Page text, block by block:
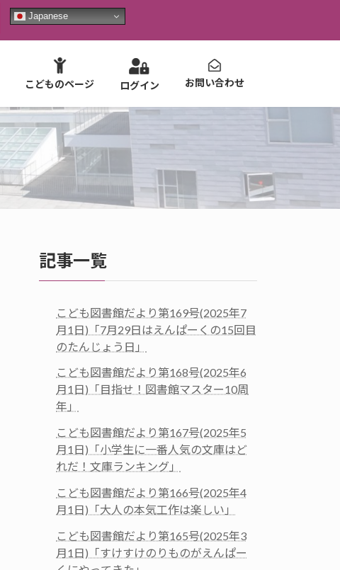
Japanese
こどものページ ログイン お問い合わせ
記事一覧
こども図書館だより第169号(2025年7
月1日)「7月29日はえんぱーくの15回目
のたんじょう日」
こども図書館だより第168号(2025年6
月1日)「目指せ！図書館マスター10周
年」
こども図書館だより第167号(2025年5
月1日)「小学生に一番人気の文庫はど
れだ！文庫ランキング」
こども図書館だより第166号(2025年4
月1日)「大人の本気工作は楽しい」
こども図書館だより第165号(2025年3
月1日)「すけすけのりものがえんぱー